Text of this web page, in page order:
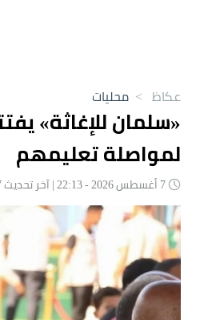
عكاظ > محليات
«سلمان للإغاثة»
لمواصلة تعليمهم